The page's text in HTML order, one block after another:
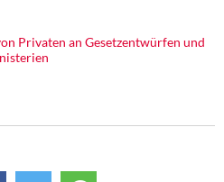
Privaten an Gesetzentwürfen und